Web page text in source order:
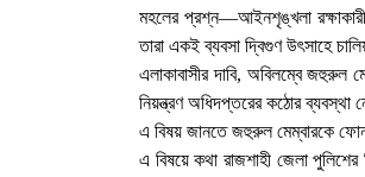
মহলের প্রশ্ন—আইনশৃঙ্খলা রক্ষাকারী
তারা একই ব্যবসা দ্বিগুণ উৎসাহে
​এলাকাবাসীর দাবি, অবিলম্বে
নিয়ন্ত্রণ অধিদপ্তরের কঠোর
এ বিষয় জানতে জহুরুল মেম্বারকে
এ বিষয়ে কথা রাজশাহী জেলা